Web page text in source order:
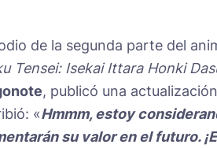
de la segunda parte del
Tensei: Isekai Ittara Honki
, publicó una
«Hmmm, estoy
su valor en el futuro.